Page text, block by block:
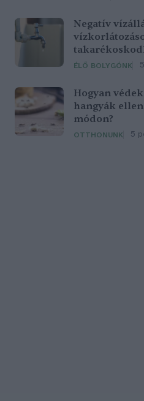
Negatív
ÉLŐ BOLYGÓNK
Hogyan
hangyák
módon?
OTTHONUNK 5